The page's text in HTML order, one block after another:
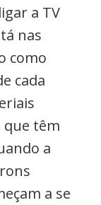
a TV
nas
como
cada
que têm
a
a se